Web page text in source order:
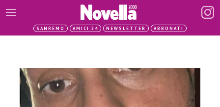
SANREMO AMICI 24 NEWSLETTER ABBONATI